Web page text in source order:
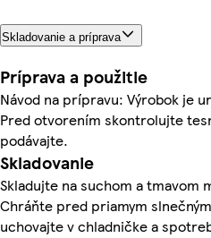
Skladovanie a príprava
Príprava a použitie
Návod na prípravu: Výrobok je
Pred otvorením skontrolujte
podávajte.
Skladovanie
Skladujte na suchom a tmavom
Chráňte pred priamym
uchovajte v chladničke a